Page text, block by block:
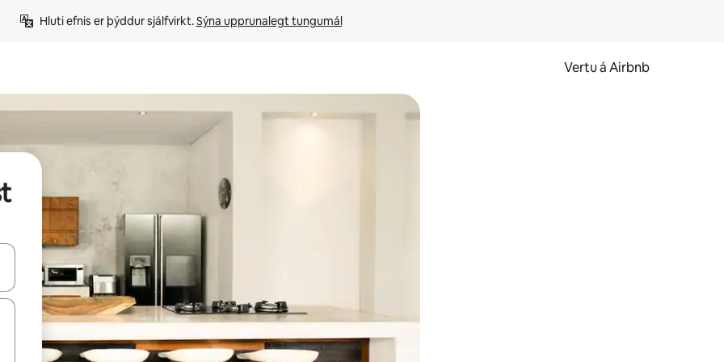
Hluti efnis er þýddur sjálfvirkt. Sýna upprunalegt tungumál
Vertu á Airbnb
örvalyklana eða skoða með því að snerta eða strjúka.